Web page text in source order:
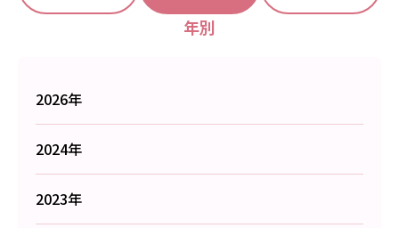
年別
2026年
2024年
2023年